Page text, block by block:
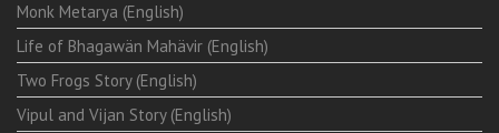
Monk Metarya (English)
Life of Bhagawän Mahävir (English)
Two Frogs Story (English)
Vipul and Vijan Story (English)